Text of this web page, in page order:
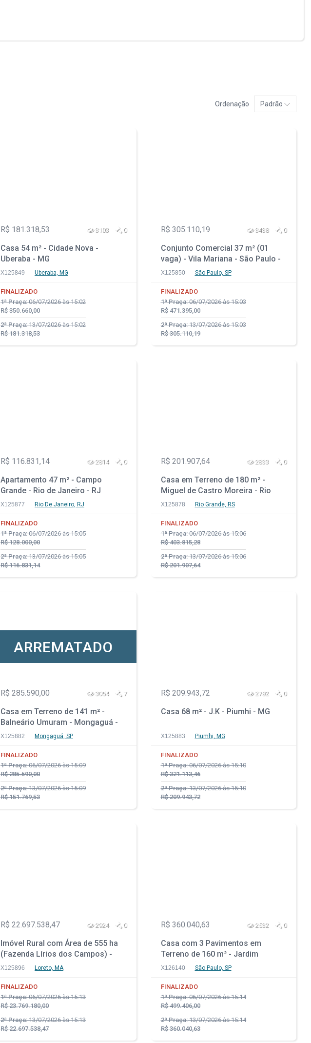
Ordenação Padrão
R$ 181.318,53 3103 0
Casa 54 m² - Cidade Nova -
Uberaba - MG
X125849 Uberaba, MG
FINALIZADO
1ª Praça:06/07/2026 às 15:02
R$ 350.660,00
2ª Praça:13/07/2026 às 15:02
R$ 181.318,53
R$ 305.110,19 3438 0
Conjunto Comercial 37 m² (01
vaga) - Vila Mariana - São Paulo -
SP
X125850 São Paulo, SP
FINALIZADO
1ª Praça:06/07/2026 às 15:03
R$ 471.395,00
2ª Praça:13/07/2026 às 15:03
R$ 305.110,19
R$ 116.831,14 2814 0
Apartamento 47 m² - Campo
Grande - Rio de Janeiro - RJ
X125877 Rio De Janeiro, RJ
FINALIZADO
1ª Praça:06/07/2026 às 15:05
R$ 128.000,00
2ª Praça:13/07/2026 às 15:05
R$ 116.831,14
R$ 201.907,64 2833 0
Casa em Terreno de 180 m² -
Miguel de Castro Moreira - Rio
Grande - RS
X125878 Rio Grande, RS
FINALIZADO
1ª Praça:06/07/2026 às 15:06
R$ 403.815,28
2ª Praça:13/07/2026 às 15:06
R$ 201.907,64
ARREMATADO
R$ 285.590,00 3054 7
Casa em Terreno de 141 m² -
Balneário Umuram - Mongaguá -
SP
X125882 Mongaguá, SP
FINALIZADO
1ª Praça:06/07/2026 às 15:09
R$ 285.590,00
2ª Praça:13/07/2026 às 15:09
R$ 151.769,53
R$ 209.943,72 2782 0
Casa 68 m² - J.K - Piumhi - MG
X125883 Piumhi, MG
FINALIZADO
1ª Praça:06/07/2026 às 15:10
R$ 321.113,46
2ª Praça:13/07/2026 às 15:10
R$ 209.943,72
R$ 22.697.538,47 2924 0
Imóvel Rural com Área de 555 ha
(Fazenda Lírios dos Campos) -
Loreto - MA
X125896 Loreto, MA
FINALIZADO
1ª Praça:06/07/2026 às 15:13
R$ 23.769.180,00
2ª Praça:13/07/2026 às 15:13
R$ 22.697.538,47
R$ 360.040,63 2532 0
Casa com 3 Pavimentos em
Terreno de 160 m² - Jardim
Maracanã - São Paulo - SP
X126140 São Paulo, SP
FINALIZADO
1ª Praça:06/07/2026 às 15:14
R$ 499.406,00
2ª Praça:13/07/2026 às 15:14
R$ 360.040,63